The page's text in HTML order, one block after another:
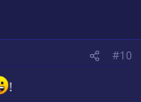
#10
!